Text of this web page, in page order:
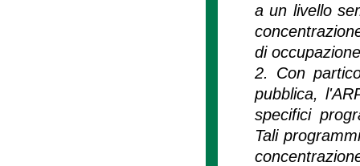
a un livello
di
2. Con
pubblica,
specifici
Tali